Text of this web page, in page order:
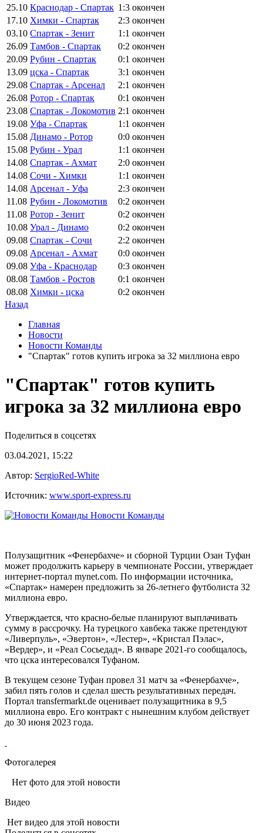
25.10 Краснодар - Спартак 1:3 окончен
17.10 Химки - Спартак 2:3 окончен
03.10 Спартак - Зенит 1:1 окончен
26.09 Тамбов - Спартак 0:2 окончен
20.09 Рубин - Спартак 0:1 окончен
13.09 цска - Спартак 3:1 окончен
29.08 Спартак - Арсенал 2:1 окончен
26.08 Ротор - Спартак 0:1 окончен
23.08 Спартак - Локомотив 2:1 окончен
19.08 Уфа - Спартак 1:1 окончен
15.08 Динамо - Ротор 0:0 окончен
15.08 Рубин - Урал 1:1 окончен
14.08 Спартак - Ахмат 2:0 окончен
14.08 Сочи - Химки 1:1 окончен
14.08 Арсенал - Уфа 2:3 окончен
11.08 Рубин - Локомотив 0:2 окончен
11.08 Ротор - Зенит 0:2 окончен
10.08 Урал - Динамо 0:2 окончен
09.08 Спартак - Сочи 2:2 окончен
09.08 Арсенал - Ахмат 0:0 окончен
09.08 Уфа - Краснодар 0:3 окончен
08.08 Тамбов - Ростов 0:1 окончен
08.08 Химки - цска 0:2 окончен
Назад
Главная
Новости
Новости Команды
"Спартак" готов купить игрока за 32 миллиона евро
"Спартак" готов купить
игрока за 32 миллиона евро
Поделиться в соцсетях
03.04.2021, 15:22
Автор: SergioRed-White
Источник: www.sport-express.ru
Новости Команды
Полузащитник «Фенербахче» и сборной Турции Озан Туфан
может продолжить карьеру в чемпионате России, утверждает
интернет-портал mynet.com. По информации источника,
«Спартак» намерен предложить за 26-летнего футболиста 32
миллиона евро.
Утверждается, что красно-белые планируют выплачивать
сумму в рассрочку. На турецкого хавбека также претендуют
«Ливерпуль», «Эвертон», «Лестер», «Кристал Пэлас»,
«Вердер», и «Реал Сосьедад». В январе 2021-го сообщалось,
что цска интересовался Туфаном.
В текущем сезоне Туфан провел 31 матч за «Фенербахче»,
забил пять голов и сделал шесть результативных передач.
Портал transfermarkt.de оценивает полузащитника в 9,5
миллиона евро. Его контракт с нынешним клубом действует
до 30 июня 2023 года.
Фотогалерея
Нет фото для этой новости
Видео
Нет видео для этой новости